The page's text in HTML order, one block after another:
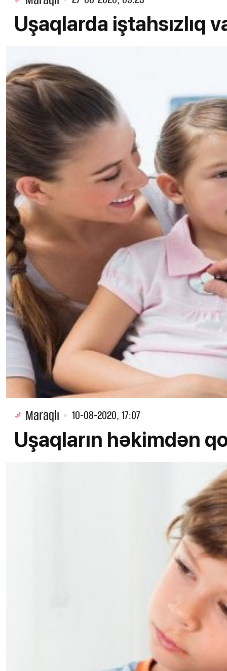
Uşaqlarda iştahsızlıq
Maraqlı 10-08-2020, 17:07
Uşaqların həkimdən